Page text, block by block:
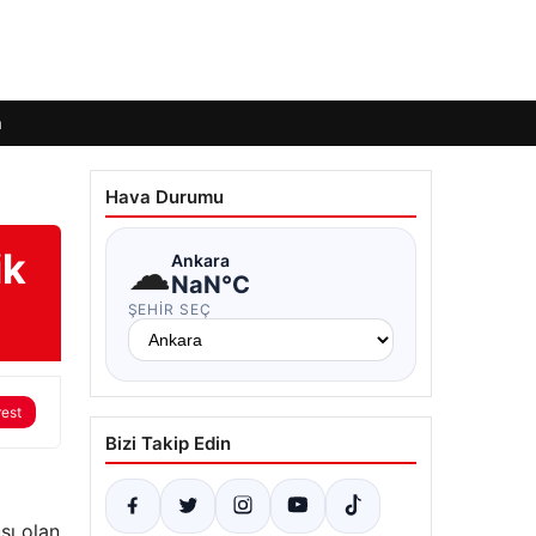
olan
Hava Durumu
☁Ankara
NaN°C
ŞEHIR SEÇ
Bizi Takip Edin